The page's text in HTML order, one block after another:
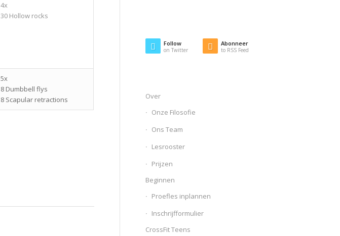
4x
30 Hollow rocks
5x
8 Dumbbell flys
8 Scapular retractions
Follow
on Twitter
Abonneer
to RSS Feed
Over
Onze Filosofie
Ons Team
Lesrooster
Prijzen
Beginnen
Proefles inplannen
Inschrijfformulier
CrossFit Teens